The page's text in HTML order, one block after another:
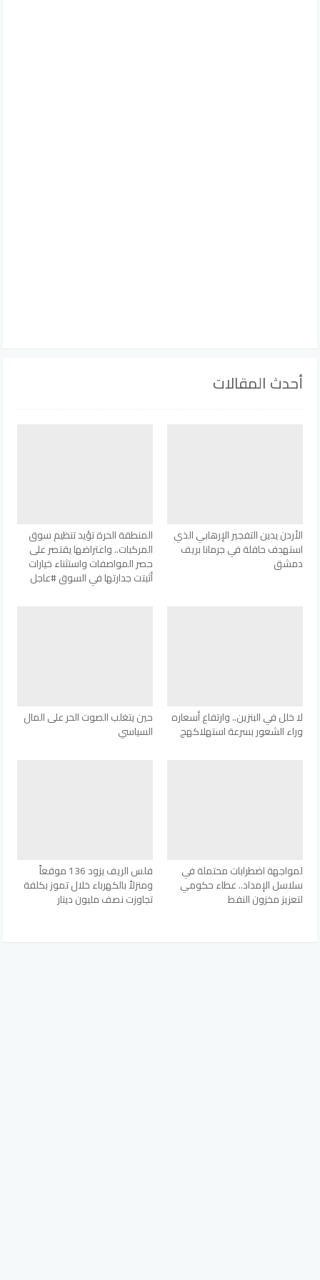
أحدث المقالات
الأردن يدين التفجير الإرهابي الذي
استهدف حافلة في جرمانا بريف
دمشق
المنطقة الحرة تؤيد تنظيم سوق
المركبات.. واعتراضها يقتصر على
حصر المواصفات واستثناء خيارات
أثبتت جدارتها في السوق #عاجل
لا خلل في البنزين.. وارتفاع أسعاره
وراء الشعور بسرعة استهلاكهج
حين يتغلب الصوت الحر على المال
السياسي
لمواجهة اضطرابات محتملة في
سلاسل الإمداد.. عطاء حكومي
لتعزيز مخزون النفط
فلس الريف يزود 136 موقعاً
ومنزلاً بالكهرباء خلال تموز بكلفة
تجاوزت نصف مليون دينار